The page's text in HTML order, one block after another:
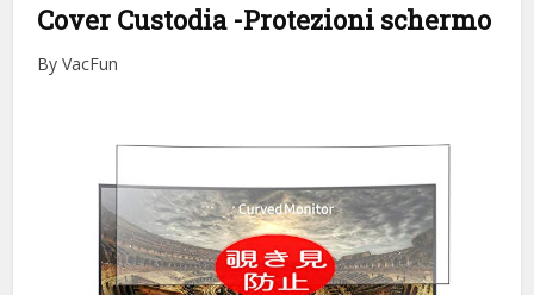
Cover Custodia -Protezioni schermo
By VacFun